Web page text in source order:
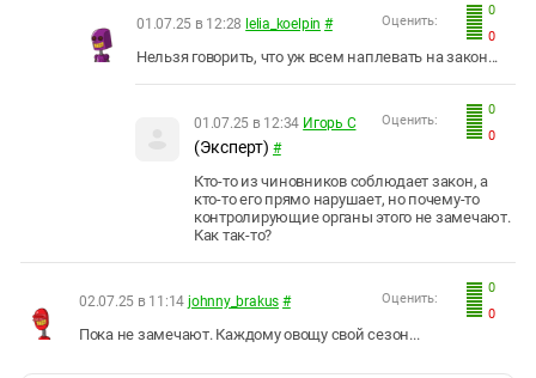
0
0
Оценить:
01.07.25 в 12:28 lelia_koelpin #
Нельзя говорить, что уж всем наплевать на закон...
0
0
Оценить:
01.07.25 в 12:34 Игорь С
(Эксперт) #
Кто-то из чиновников соблюдает закон, а
кто-то его прямо нарушает, но почему-то
контролирующие органы этого не замечают.
Как так-то?
0
0
Оценить:
02.07.25 в 11:14 johnny_brakus #
Пока не замечают. Каждому овощу свой сезон...